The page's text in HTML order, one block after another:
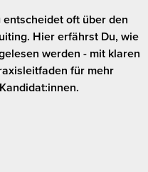
oft über den
Hier erfährst Du, wie
werden - mit klaren
für mehr